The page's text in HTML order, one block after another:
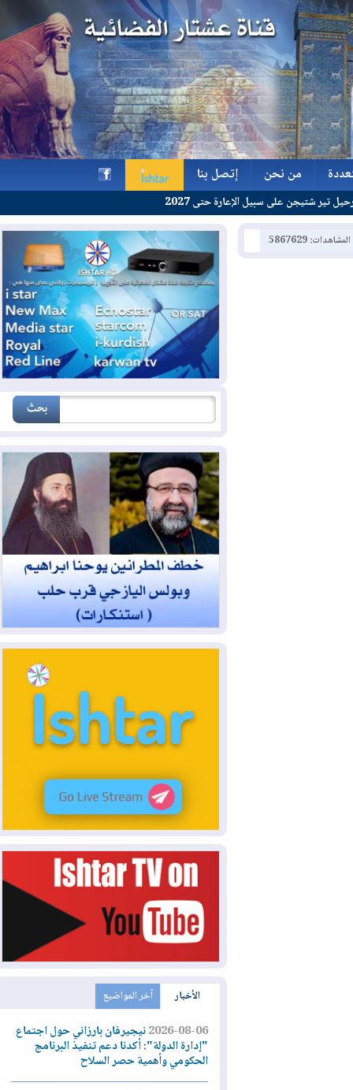
من نحن
من نحن
إتصل بنا
إتصل بناعلى سبيل الإعارة حتى 2027
5867629
h
الأخبار آخر المواضيع
2026-08-06نيجيرفان بارزاني حول اجتماع
"إدارة الدولة": أكدنا دعم تنفيذ البرنامج
الحكومي وأهمية حصر السلاح